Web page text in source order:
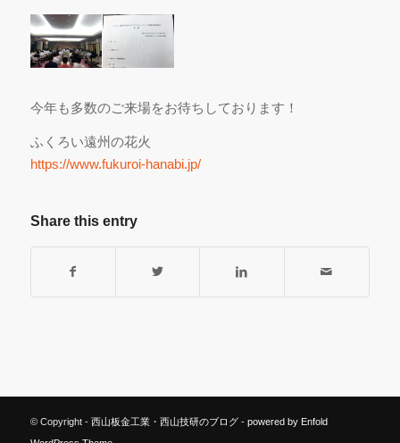
今年も多数のご来場をお待ちしております！
ふくろい遠州の花火
https://www.fukuroi-hanabi.jp/
Share this entry
© Copyright - 西山板金工業・西山技研のブログ- powered by Enfold